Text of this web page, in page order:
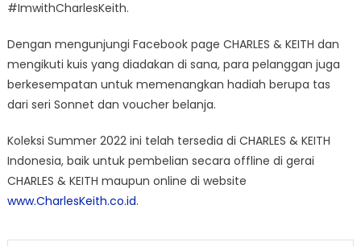
#ImwithCharlesKeith.
Dengan mengunjungi Facebook page CHARLES & KEITH dan
mengikuti kuis yang diadakan di sana, para pelanggan juga
berkesempatan untuk memenangkan hadiah berupa tas
dari seri Sonnet dan voucher belanja.
Koleksi Summer 2022 ini telah tersedia di CHARLES & KEITH
Indonesia, baik untuk pembelian secara offline di gerai
CHARLES & KEITH maupun online di website
www.CharlesKeith.co.id.